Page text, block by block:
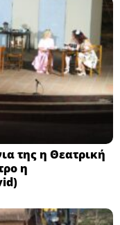
της η Θεατρική
η